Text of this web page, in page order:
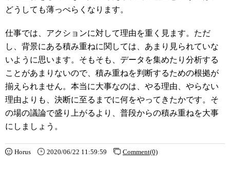
どうしても薄っぺらくなります。
仕事では、アクションに対して理由を重く見ます。ただ
し、背景にある積み重ねに関しては、あまり見られていな
いように思います。そもそも、データを集めたり分析する
ことがあまりないので、積み重ねを判断するための根拠が
揃えられません。本当に大事なのは、やる理由、やらない
理由よりも、決断に至るまでに何をやってきたかです。そ
の場の議論で盛り上がるより、普段からの積み重ねを大事
にしましょう。
Horus 2020/06/22 11:59:59 Comment(0)